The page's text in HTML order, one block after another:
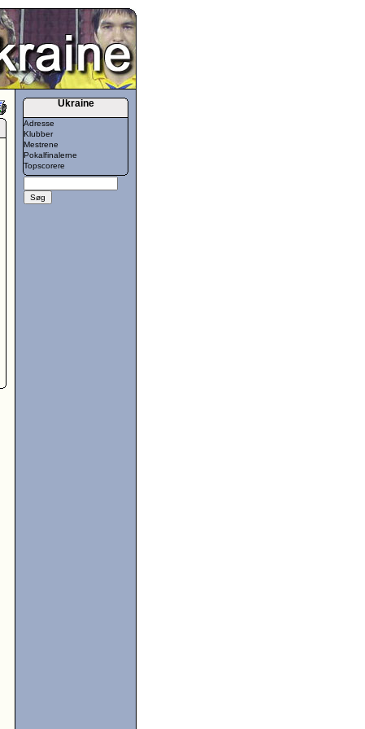
Ukraine
Adresse
Klubber
Mestrene
Pokalfinalerne
Topscorere